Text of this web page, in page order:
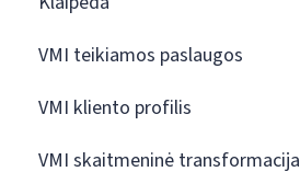
VMI teikiamos paslaugos
VMI kliento profilis
VMI skaitmeninė transformacija